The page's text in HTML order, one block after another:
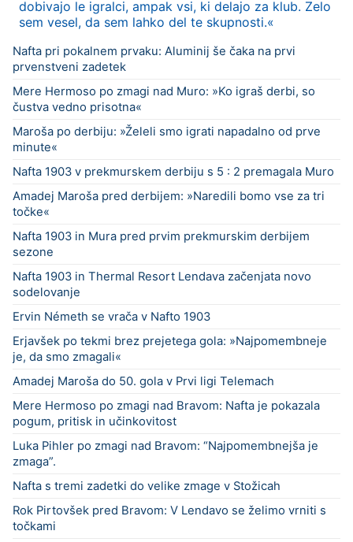
dobivajo le igralci, ampak vsi, ki delajo za klub. Zelo
sem vesel, da sem lahko del te skupnosti.«
Nafta pri pokalnem prvaku: Aluminij še čaka na prvi
prvenstveni zadetek
Mere Hermoso po zmagi nad Muro: »Ko igraš derbi, so
čustva vedno prisotna«
Maroša po derbiju: »Želeli smo igrati napadalno od prve
minute«
Nafta 1903 v prekmurskem derbiju s 5 : 2 premagala Muro
Amadej Maroša pred derbijem: »Naredili bomo vse za tri
točke«
Nafta 1903 in Mura pred prvim prekmurskim derbijem
sezone
Nafta 1903 in Thermal Resort Lendava začenjata novo
sodelovanje
Ervin Németh se vrača v Nafto 1903
Erjavšek po tekmi brez prejetega gola: »Najpomembneje
je, da smo zmagali«
Amadej Maroša do 50. gola v Prvi ligi Telemach
Mere Hermoso po zmagi nad Bravom: Nafta je pokazala
pogum, pritisk in učinkovitost
Luka Pihler po zmagi nad Bravom: “Najpomembnejša je
zmaga”.
Nafta s tremi zadetki do velike zmage v Stožicah
Rok Pirtovšek pred Bravom: V Lendavo se želimo vrniti s
točkami